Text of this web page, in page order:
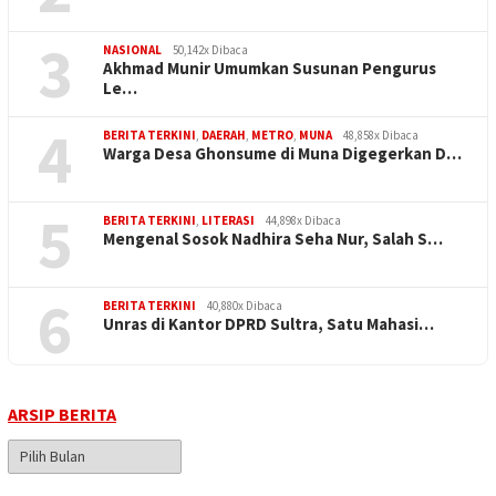
3
NASIONAL 50,142x Dibaca
Akhmad Munir Umumkan Susunan Pengurus
Le…
4 BERITA TERKINI DAERAH METRO MUNA 48,858x Dibaca
Warga Desa Ghonsume di Muna Digegerkan D…
5 BERITA TERKINI LITERASI 44,898x Dibaca
Mengenal Sosok Nadhira Seha Nur, Salah S…
6 BERITA TERKINI 40,880x Dibaca
Unras di Kantor DPRD Sultra, Satu Mahasi…
ARSIP BERITA
Arsip
Berita